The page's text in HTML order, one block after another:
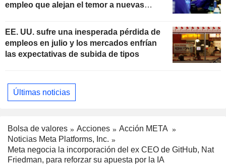
empleo que alejan el temor a nuevas
EE. UU. sufre una inesperada pérdida de
empleos en julio y los mercados enfrían
las expectativas de subida de tipos
Últimas noticias
Bolsa de valores Acciones
Acción META
Noticias Meta Platforms, Inc.
Meta negocia la incorporación del ex CEO de GitHub, Nat
Friedman, para reforzar su apuesta por la IA